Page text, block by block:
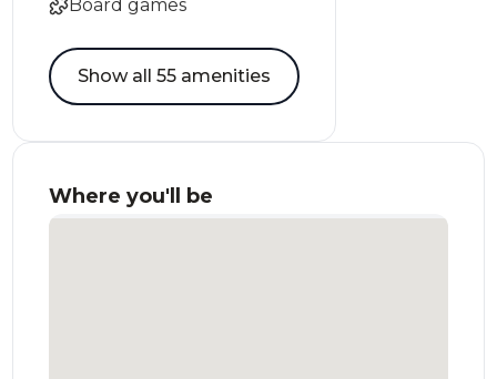
Board games
Show all 55 amenities
Where you'll be